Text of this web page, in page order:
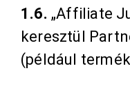
1.6. „Affiliate
keresztül
(például